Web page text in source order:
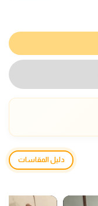
دليل المقاسات